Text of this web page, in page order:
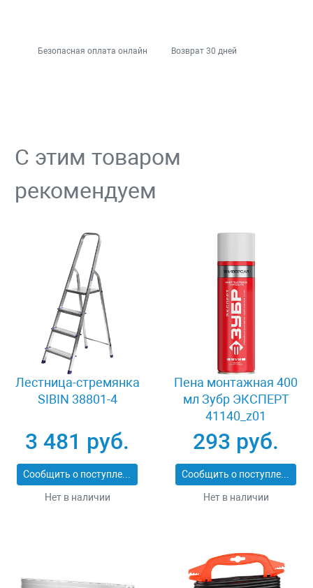
Безопасная оплата онлайн Возврат 30 дней
С этим товаром
рекомендуем
Лестница-стремянка
SIBIN 38801-4
3 481 руб.
Сообщить о поступлении
Нет в наличии
Пена монтажная 400
мл Зубр ЭКСПЕРТ
41140_z01
293 руб.
Сообщить о поступлении
Нет в наличии